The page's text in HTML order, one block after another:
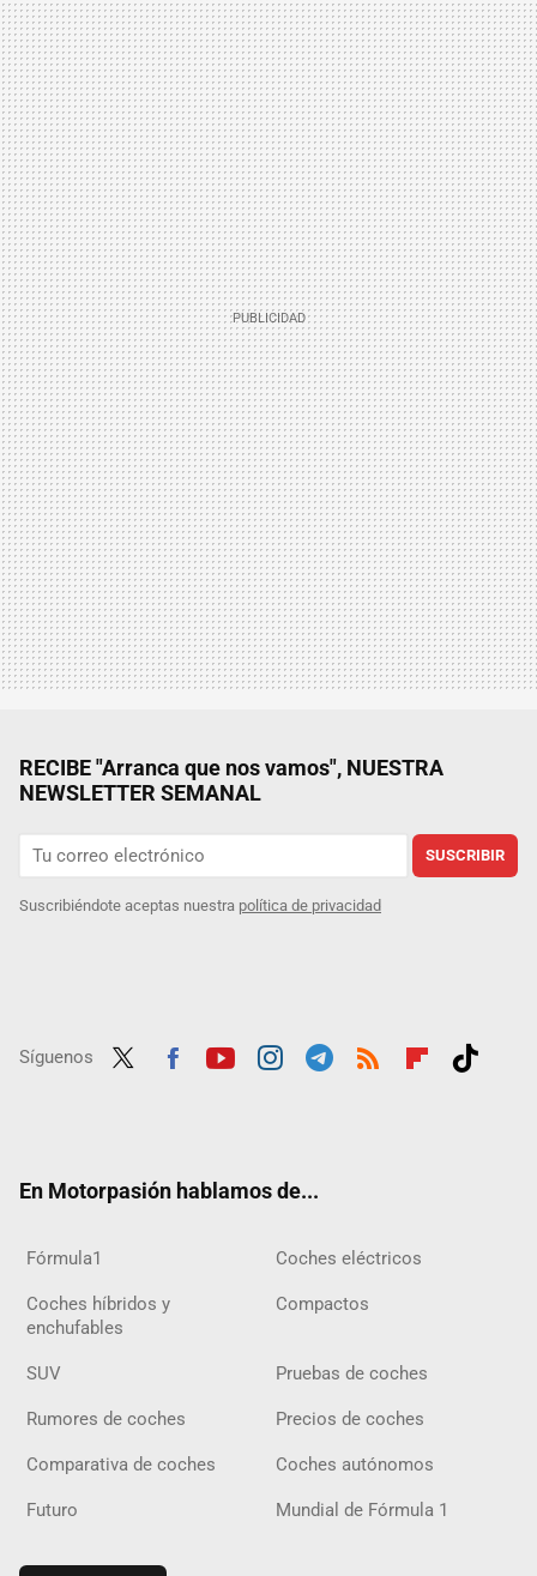
RECIBE "Arranca que nos vamos", NUESTRA
NEWSLETTER SEMANAL
SUSCRIBIR
Suscribiéndote aceptas nuestra política de privacidad
Síguenos
En Motorpasión hablamos de...
Fórmula1 Coches eléctricos
Coches híbridos y
enchufables
Compactos
SUV Pruebas de coches
Rumores de coches Precios de coches
Comparativa de coches Coches autónomos
Futuro Mundial de Fórmula 1